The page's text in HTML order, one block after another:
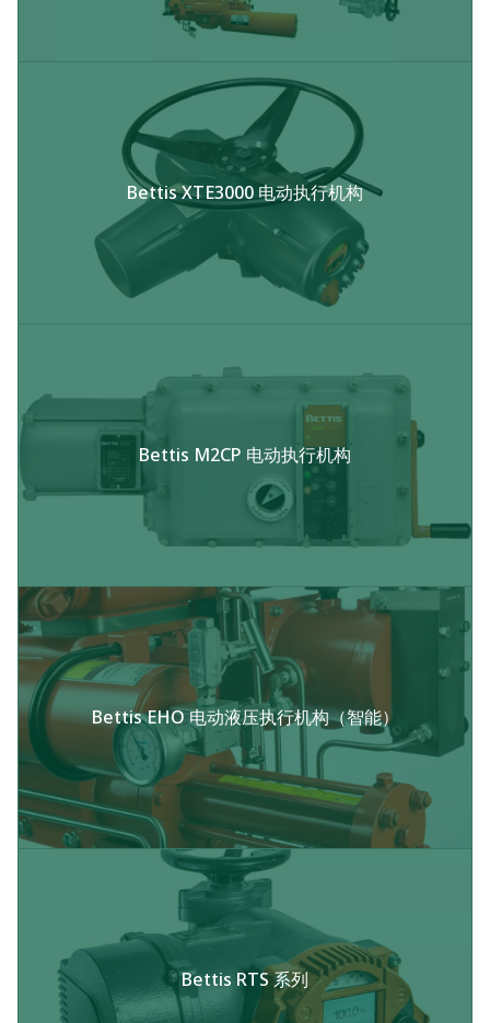
Bettis XTE3000 电动执行机构
Bettis M2CP 电动执行机构
Bettis EHO 电动液压执行机构（智能）
Bettis RTS 系列